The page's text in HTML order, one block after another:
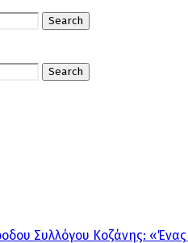
Search
Search
Συλλόγου Κοζάνης: «